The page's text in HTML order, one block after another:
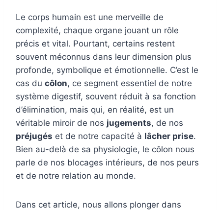
Le corps humain est une merveille de
complexité, chaque organe jouant un rôle
précis et vital. Pourtant, certains restent
souvent méconnus dans leur dimension plus
profonde, symbolique et émotionnelle. C’est le
cas du côlon, ce segment essentiel de notre
système digestif, souvent réduit à sa fonction
d’élimination, mais qui, en réalité, est un
véritable miroir de nos jugements, de nos
préjugés et de notre capacité à lâcher prise.
Bien au-delà de sa physiologie, le côlon nous
parle de nos blocages intérieurs, de nos peurs
et de notre relation au monde.
Dans cet article, nous allons plonger dans